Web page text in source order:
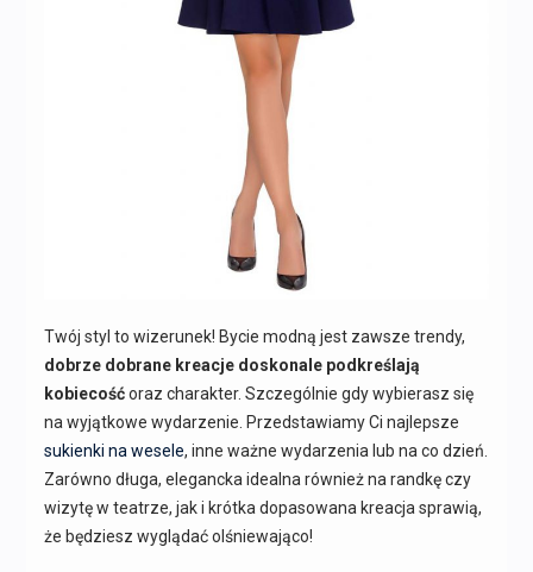
Twój styl to wizerunek! Bycie modną jest zawsze trendy,
dobrze dobrane kreacje doskonale podkreślają
kobiecośćoraz charakter. Szczególnie gdy wybierasz się
na wyjątkowe wydarzenie. Przedstawiamy Ci najlepsze
sukienki na wesele, inne ważne wydarzenia lub na co dzień.
Zarówno długa, elegancka idealna również na randkę czy
wizytę w teatrze, jak i krótka dopasowana kreacja sprawią,
że będziesz wyglądać olśniewająco!